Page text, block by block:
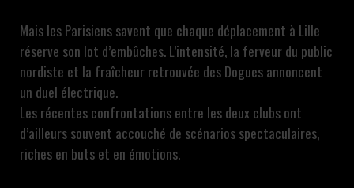
Mais les Parisiens savent que chaque déplacement à Lille
réserve son lot d’embûches. L’intensité, la ferveur du public
nordiste et la fraîcheur retrouvée des Dogues annoncent
un duel électrique.
Les récentes confrontations entre les deux clubs ont
d’ailleurs souvent accouché de scénarios spectaculaires,
riches en buts et en émotions.